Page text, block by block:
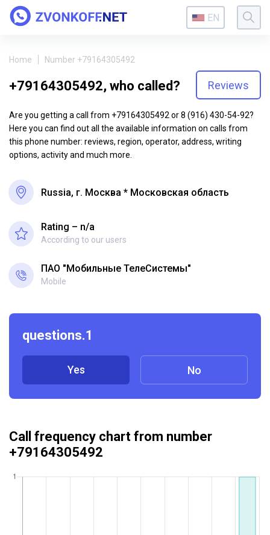
EN
Home Number +79164305492
+79164305492, who called? Reviews
Are you getting a call from +79164305492 or 8 (916) 430-54-92?
Here you can find out all the available information on calls from
this phone number: reviews, region, operator, address, writing
options, activity and much more.
Russia, г. Москва * Московская область
Rating – n/a
According to our users
ПАО "Мобильные ТелеСистемы"
Mobile
questions.1
Yes No
Call frequency chart from number
+79164305492